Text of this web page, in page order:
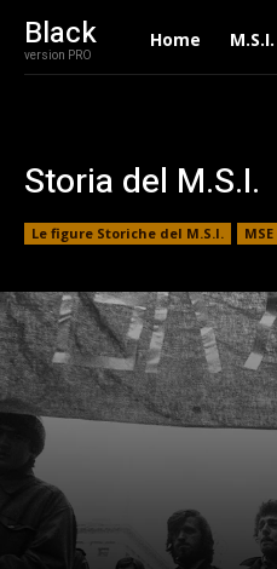
Black
version PRO
Home
Storia del M.S.I.
Le figure Storiche del M.S.I. MSE